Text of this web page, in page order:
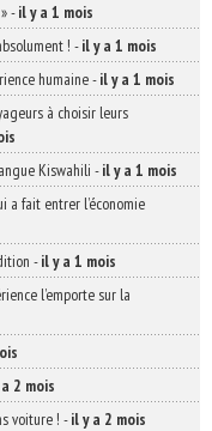
-il y a 1 mois
! -il y a 1 mois
humaine-il y a 1 mois
à choisir leurs
Kiswahili -il y a 1 mois
a fait entrer l’économie
-il y a 1 mois
l’emporte sur la
2 mois
voiture ! -il y a 2 mois